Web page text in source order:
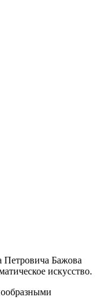
Петровича Бажова
искусство.